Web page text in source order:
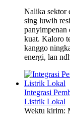
Nalika sektor
sing luwih
panyimpenan
kuat. Kaloro
kanggo
energi, lan
Integrasi
Listrik Lokal
Wektu kirim: